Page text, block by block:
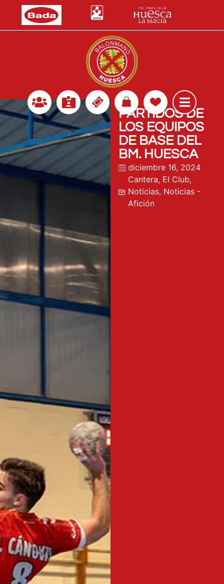
PARTIDOS DE
LOS EQUIPOS
DE BASE DEL
BM. HUESCA
diciembre 16, 2024
Cantera, El Club,
Noticias, Noticias -
Afición